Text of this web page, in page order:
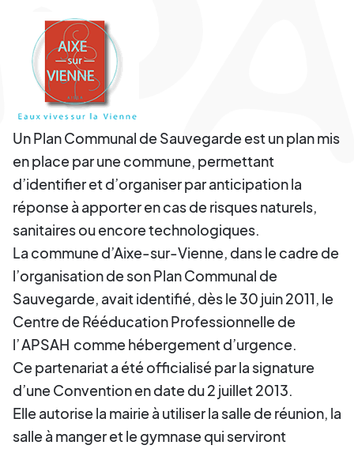
Un Plan Communal de Sauvegarde est un plan mis
en place par une commune, permettant
d’identifier et d’organiser par anticipation la
réponse à apporter en cas de risques naturels,
sanitaires ou encore technologiques.
La commune d’Aixe-sur-Vienne, dans le cadre de
l’organisation de son Plan Communal de
Sauvegarde, avait identifié, dès le 30 juin 2011, le
Centre de Rééducation Professionnelle de
l’APSAH comme hébergement d’urgence.
Ce partenariat a été officialisé par la signature
d’une Convention en date du 2 juillet 2013.
Elle autorise la mairie à utiliser la salle de réunion, la
salle à manger et le gymnase qui serviront